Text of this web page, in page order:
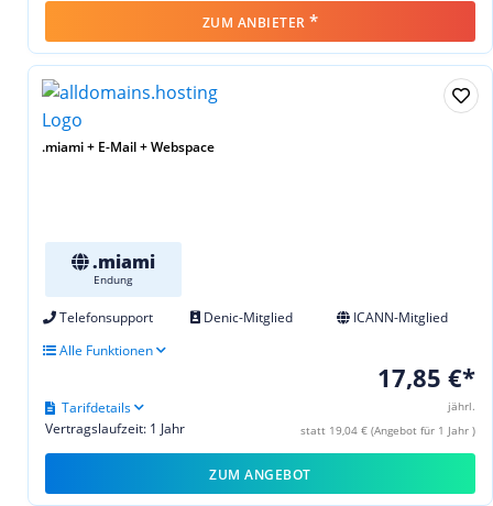
ZUM ANBIETER *
.miami + E-Mail + Webspace
.miami
Endung
Telefonsupport Denic-Mitglied
ICANN-Mitglied
Alle Funktionen
17,85 €*
jährl.
statt 19,04 € (Angebot für 1 Jahr )
Vertragslaufzeit: 1 Jahr
Tarifdetails
ZUM ANGEBOT